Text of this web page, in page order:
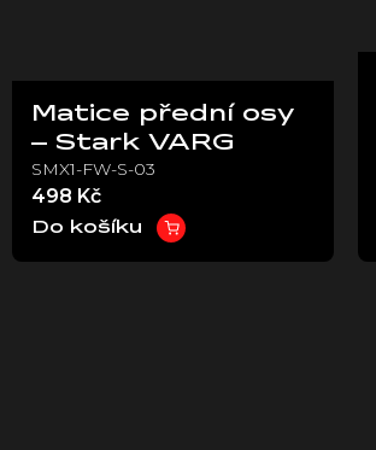
Matice přední osy
– Stark VARG
SMX1-FW-S-03
498 Kč
Do košíku